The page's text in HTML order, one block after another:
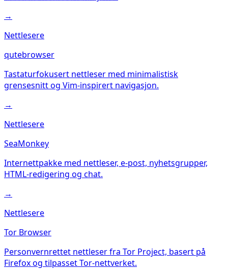
→
Nettlesere
qutebrowser
Tastaturfokusert nettleser med minimalistisk
grensesnitt og Vim-inspirert navigasjon.
→
Nettlesere
SeaMonkey
Internettpakke med nettleser, e-post, nyhetsgrupper,
HTML-redigering og chat.
→
Nettlesere
Tor Browser
Personvernrettet nettleser fra Tor Project, basert på
Firefox og tilpasset Tor-nettverket.